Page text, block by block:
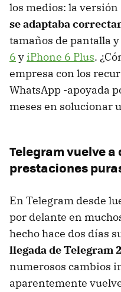
los medios: la versión
se adaptaba
tamaños de pantalla
6 y iPhone 6 Plus.
empresa con los
WhatsApp -apoyada
meses en solucionar
Telegram vuelve
prestaciones
En Telegram desde
por delante en
hecho hace dos días
llegada de Telegram
numerosos cambios
aparentemente